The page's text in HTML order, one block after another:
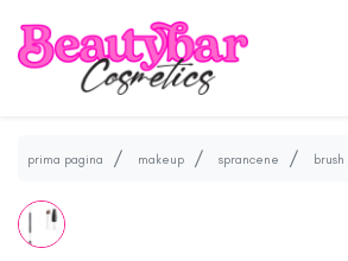
prima pagina makeup sprancene